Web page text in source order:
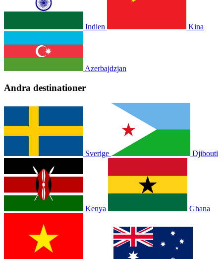
Indien Kina
Azerbajdzjan
Andra destinationer
Sverige Djibouti
Kenya Ghana